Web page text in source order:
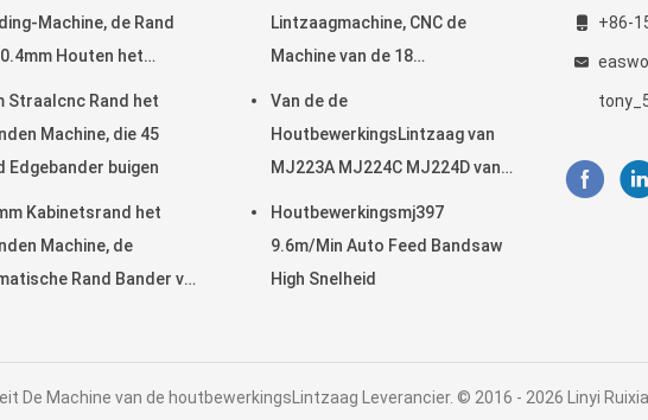
Machine, de Rand
Houten het
Straalcnc Rand het
Machine, die 45
Edgebander buigen
Kabinetsrand het
Machine, de
Rand Bander van
Lintzaagmachine, CNC de
Machine van de 18
Van de de
HoutbewerkingsLintzaag van
MJ223A MJ224C MJ224D van
Houtbewerkingsmj397
9.6m/Min Auto Feed Bandsaw
High Snelheid
+86-
De Machine van de houtbewerkingsLintzaag Leverancier. © 2016 - 2026 Linyi